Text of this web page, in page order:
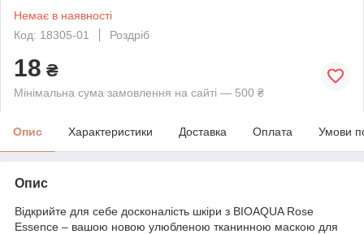
Немає в наявності
Код: 18305-01
Роздріб
18 ₴
Мінімальна сума замовлення на сайті — 500 ₴
Опис Характеристики Доставка Оплата Умови
Опис
Відкрийте для себе досконалість шкіри з BIOAQUA Rose
Essence – вашою новою улюбленою тканинною маскою для